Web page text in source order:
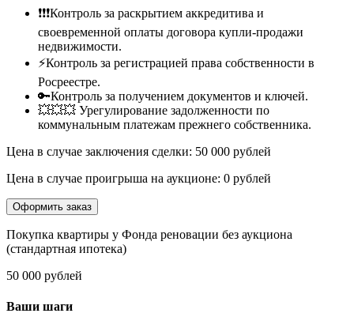
❗❗❗Контроль за раскрытием аккредитива и
своевременной оплаты договора купли-продажи
недвижимости.
⚡Контроль за регистрацией права собственности в
Росреестре.
🔑Контроль за получением документов и ключей.
💥💥💥 Урегулирование задолженности по
коммунальным платежам прежнего собственника.
Цена в случае заключения сделки: 50 000 рублей
Цена в случае проигрыша на аукционе: 0 рублей
Оформить заказ
Покупка квартиры у Фонда реновации без аукциона
(стандартная ипотека)
50 000 рублей
Ваши шаги